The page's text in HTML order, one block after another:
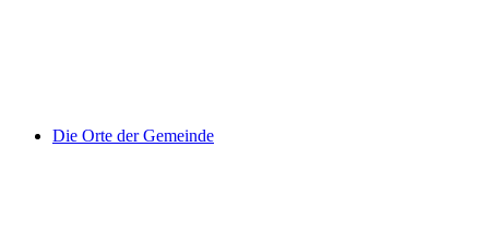
Die Orte der Gemeinde